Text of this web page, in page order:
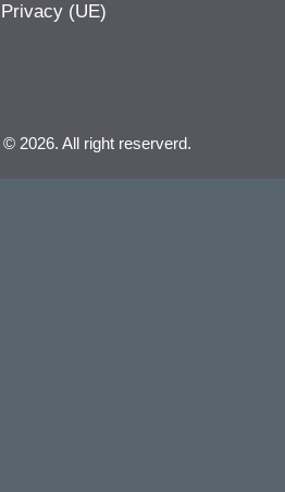
(UE)
2026. All right reserverd.